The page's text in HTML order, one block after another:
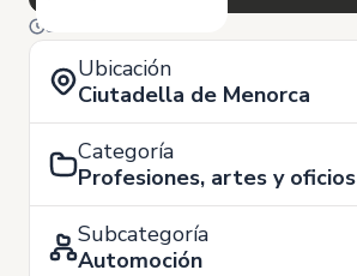
3 de Julio
Ubicación
Ciutadella de Menorca
Categoría
Profesiones, artes y oficios
Subcategoría
Automoción